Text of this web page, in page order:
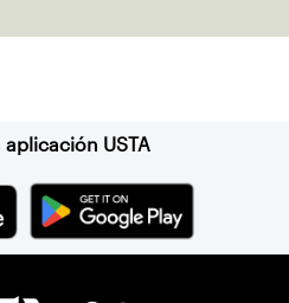
aplicación USTA